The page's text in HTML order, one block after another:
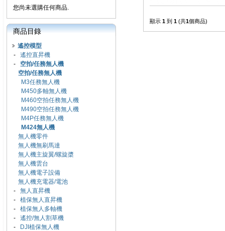
您尚未選購任何商品.
商品目錄
遙控模型
- 遙控直昇機
- 空拍/任務無人機
空拍/任務無人機
M3任務無人機
M450多軸無人機
M460空拍任務無人機
M490空拍任務無人機
M4P任務無人機
M424無人機
無人機零件
無人機無刷馬達
無人機主旋翼/螺旋槳
無人機雲台
無人機電子設備
無人機充電器/電池
- 無人直昇機
- 植保無人直昇機
- 植保無人多軸機
- 遙控/無人割草機
-
DJI植保無人機
顯示 1 到 1 (共1個商品)